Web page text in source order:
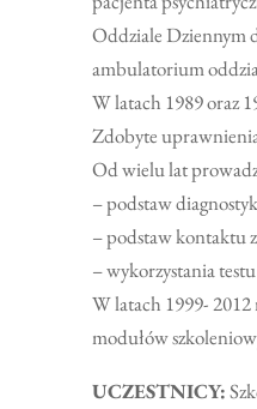
Oddziale Dziennym
ambulatorium
W latach 1989 oraz
Zdobyte
Od wielu lat
– podstaw
– podstaw kontaktu
– wykorzystania
W latach 1999- 2012
modułów
UCZESTNICY: